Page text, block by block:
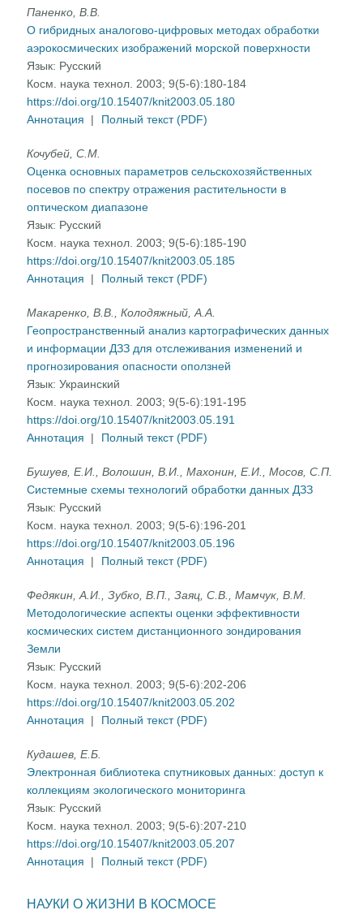
Паненко, В.В.
О гибридных аналогово-цифровых методах обработки
аэрокосмических изображений морской поверхности
Язык: Русский
Косм. наука технол. 2003; 9(5-6):180-184
https://doi.org/10.15407/knit2003.05.180
Аннотация
| Полный текст (PDF)
Кочубей, С.М.
Оценка основных параметров сельскохозяйственных
посевов по спектру отражения растительности в
оптическом диапазоне
Язык: Русский
Косм. наука технол. 2003; 9(5-6):185-190
https://doi.org/10.15407/knit2003.05.185
Аннотация
| Полный текст (PDF)
Макаренко, В.В., Колодяжный, А.А.
Геопространственный анализ картографических данных
и информации ДЗЗ для отслеживания изменений и
прогнозирования опасности оползней
Язык:Украинский
Косм. наука технол. 2003; 9(5-6):191-195
https://doi.org/10.15407/knit2003.05.191
Аннотация
| Полный текст (PDF)
Бушуев, Е.И., Волошин, В.И., Махонин, Е.И., Мосов, С.П.
Системные схемы технологий обработки данных ДЗЗ
Язык: Русский
Косм. наука технол. 2003; 9(5-6):196-201
https://doi.org/10.15407/knit2003.05.196
Аннотация
| Полный текст (PDF)
Федякин, А.И., Зубко, В.П., Заяц, С.В., Мамчук, В.М.
Методологические аспекты оценки эффективности
космических систем дистанционного зондирования
Земли
Язык: Русский
Косм. наука технол. 2003; 9(5-6):202-206
https://doi.org/10.15407/knit2003.05.202
Аннотация
| Полный текст (PDF)
Кудашев, Е.Б.
Электронная библиотека спутниковых данных: доступ к
коллекциям экологического мониторинга
Язык: Русский
Косм. наука технол. 2003; 9(5-6):207-210
https://doi.org/10.15407/knit2003.05.207
Аннотация
| Полный текст (PDF)
НАУКИ О ЖИЗНИ В КОСМОСЕ